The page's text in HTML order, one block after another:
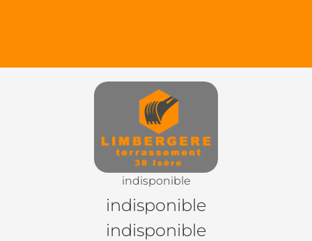
indisponible
indisponible
indisponible